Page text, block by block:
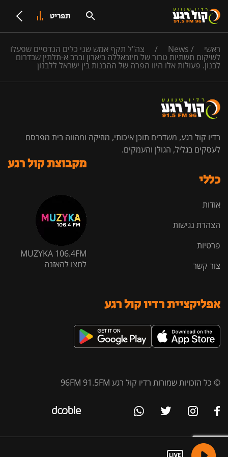
תפריט
ראשי /
News
/ צה"ל תקף אמש שני כלים הנדסיים שפעלו
לשיקום תשתיות טרור של חיזבאללה ביארון וברב א-תלתין שבדרום
לבנון. פעולות אלו היוו הפרה של ההבנות בין ישראל ללבנון
רדיו קול רגע, משדרים תוכן איכותי, מוזיקה ומהווה בית מפרסם
לעסקים בגליל, הגולן והעמקים.
כללי
אודות
הצהרת נגישות
פרטיות
צור קשר
מקבוצת קול רגע
MUZYKA 106.4FM
לחצו להאזנה
אפליקציית רדיו קול רגע
© כל הזכויות שמורות רדיו קול רגע 96FM 91.5FM